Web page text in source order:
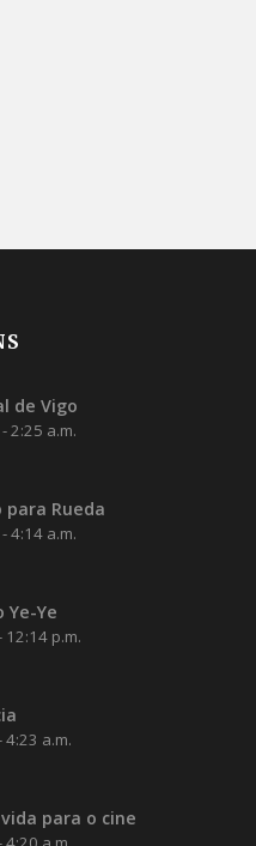
de Vigo
2:25 a.m.
para Rueda
4:14 a.m.
Ye-Ye
p.m.
a.m.
para o cine